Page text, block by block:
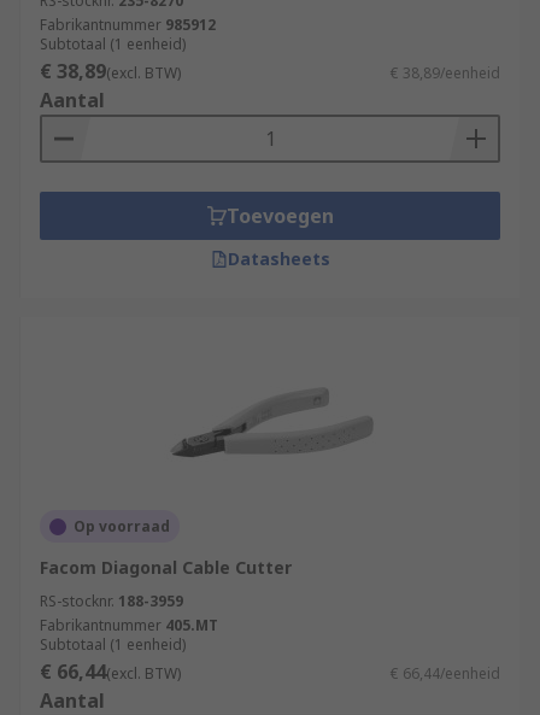
Fabrikantnummer 985912
Subtotaal (1 eenheid)
€ 38,89(excl. BTW) € 38,89/eenheid
Aantal
Toevoegen
Datasheets
Op voorraad
Facom Diagonal Cable Cutter
RS-stocknr. 188-3959
Fabrikantnummer 405.MT
Subtotaal (1 eenheid)
€ 66,44(excl. BTW) € 66,44/eenheid
Aantal